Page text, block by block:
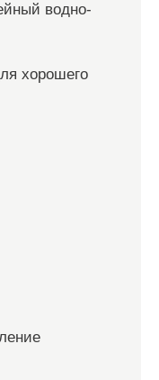
водно-
хорошего